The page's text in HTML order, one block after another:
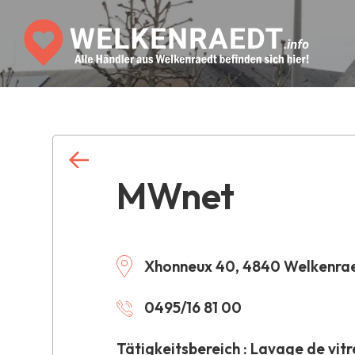
MWnet
Xhonneux 40, 4840
0495/16 81 00
Tätigkeitsbereich : Lavage de